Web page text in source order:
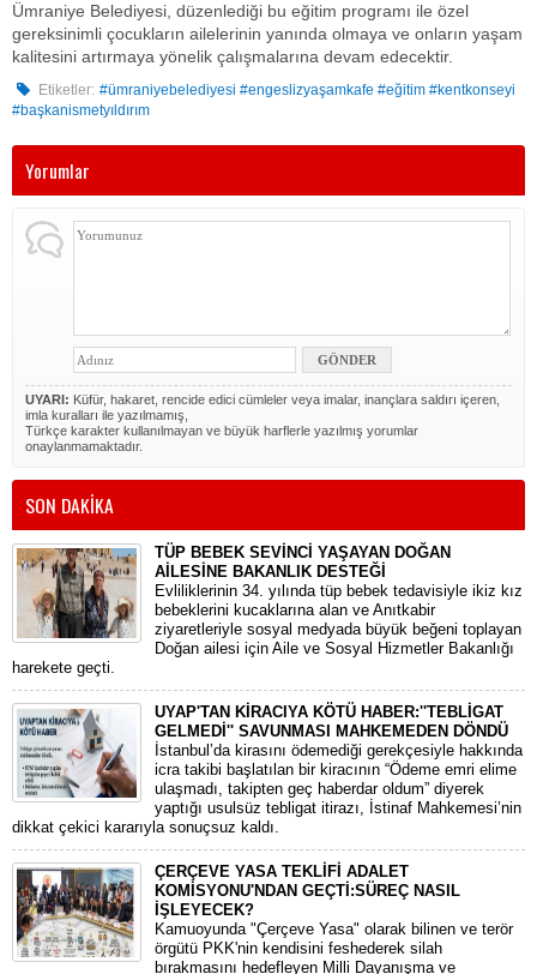
Ümraniye Belediyesi, düzenlediği bu eğitim programı ile özel
gereksinimli çocukların ailelerinin yanında olmaya ve onların yaşam
kalitesini artırmaya yönelik çalışmalarına devam edecektir.
Etiketler: #ümraniyebelediyesi #engeslizyaşamkafe #eğitim #kentkonseyi
#başkanismetyıldırım
Yorumlar
UYARI: Küfür, hakaret, rencide edici cümleler veya imalar, inançlara saldırı içeren,
imla kuralları ile yazılmamış,
Türkçe karakter kullanılmayan ve büyük harflerle yazılmış yorumlar
onaylanmamaktadır.
SON DAKİKA
TÜP BEBEK SEVİNCİ YAŞAYAN DOĞAN
AİLESİNE BAKANLIK DESTEĞİ
​Evliliklerinin 34. yılında tüp bebek tedavisiyle ikiz kız
bebeklerini kucaklarına alan ve Anıtkabir
ziyaretleriyle sosyal medyada büyük beğeni toplayan
Doğan ailesi için Aile ve Sosyal Hizmetler Bakanlığı
harekete geçti.
UYAP'TAN KİRACIYA KÖTÜ HABER:''TEBLİGAT
GELMEDİ'' SAVUNMASI MAHKEMEDEN DÖNDÜ
​İstanbul’da kirasını ödemediği gerekçesiyle hakkında
icra takibi başlatılan bir kiracının “Ödeme emri elime
ulaşmadı, takipten geç haberdar oldum” diyerek
yaptığı usulsüz tebligat itirazı, İstinaf Mahkemesi’nin
dikkat çekici kararıyla sonuçsuz kaldı.
ÇERÇEVE YASA TEKLİFİ ADALET
KOMİSYONU'NDAN GEÇTİ:SÜREÇ NASIL
İŞLEYECEK?
​Kamuoyunda "Çerçeve Yasa" olarak bilinen ve terör
örgütü PKK'nin kendisini feshederek silah
bırakmasını hedefleyen Milli Dayanışma ve